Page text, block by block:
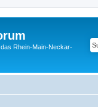
Rhein-Main-Neckar-